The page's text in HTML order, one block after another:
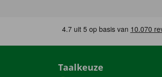
Taalkeuze